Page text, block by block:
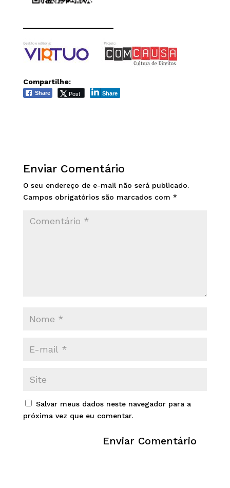
Compartilhe:
Share Post Share
Enviar Comentário
O seu endereço de e-mail não será publicado.
Campos obrigatórios são marcados com *
Salvar meus dados neste navegador para a
próxima vez que eu comentar.